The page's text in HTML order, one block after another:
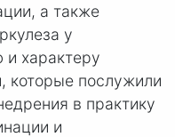
а также
у
и характеру
которые послужили
в практику
и